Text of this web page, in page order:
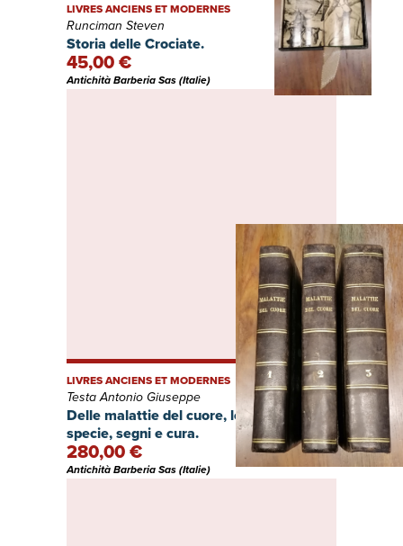
Storia delle Crociate.
LIVRES ANCIENS ET MODERNES
Runciman Steven
45,00 €
Antichità Barberia Sas (Italie)
Delle malattie del cuore, loro cagioni,
specie, segni e cura.
LIVRES ANCIENS ET MODERNES
Testa Antonio Giuseppe
280,00 €
Antichità Barberia Sas (Italie)